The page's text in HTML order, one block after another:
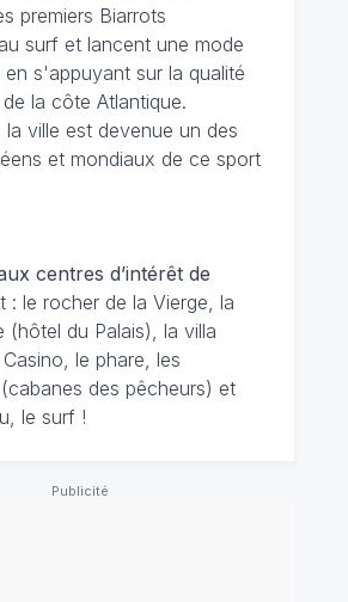
premiers Biarrots
surf et lancent une mode
en s'appuyant sur la qualité
la côte Atlantique.
ville est devenue un des
et mondiaux de ce sport
centres d’intérêt de
: le rocher de la Vierge, la
(hôtel du Palais), la villa
le phare, les
des pêcheurs) et
le surf !